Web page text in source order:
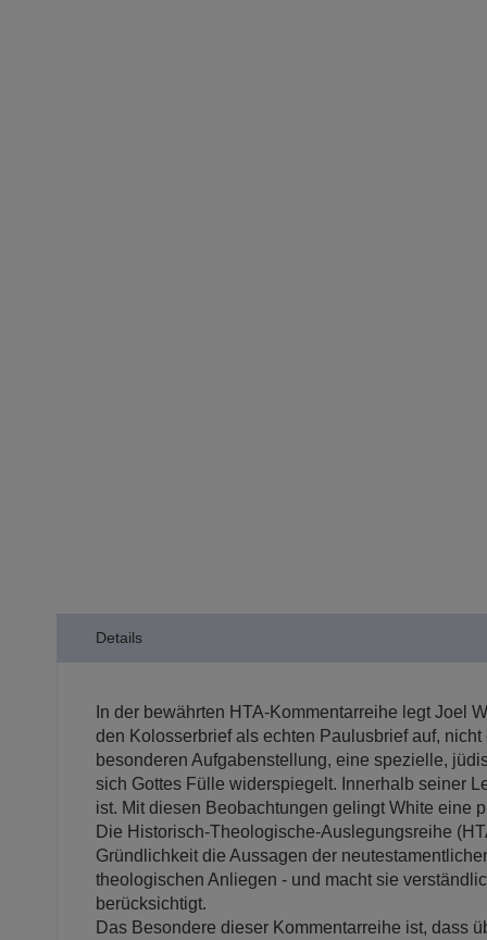
Details
In der bewährten HTA-Kommentarreihe legt Joel
den Kolosserbrief als echten Paulusbrief auf,
besonderen Aufgabenstellung, eine spezielle,
sich Gottes Fülle widerspiegelt. Innerhalb seiner
ist. Mit diesen Beobachtungen gelingt White eine
Die Historisch-Theologische-Auslegungsreihe
Gründlichkeit die Aussagen der
theologischen Anliegen - und macht sie
berücksichtigt.
Das Besondere dieser Kommentarreihe ist, dass